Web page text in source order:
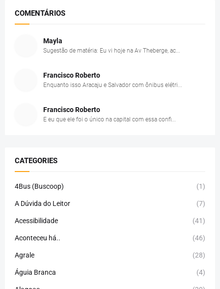
COMENTÁRIOS
Mayla
Sugestão de matéria: Eu vi hoje na Av Theberge, ac...
Francisco Roberto
Enquanto isso Aracaju e Salvador com ônibus elétri...
Francisco Roberto
E eu que ele foi o único na capital com essa confi...
CATEGORIES
4Bus (Buscoop) (1)
A Dúvida do Leitor (7)
Acessibilidade (41)
Aconteceu há.. (46)
Agrale (28)
Águia Branca (4)